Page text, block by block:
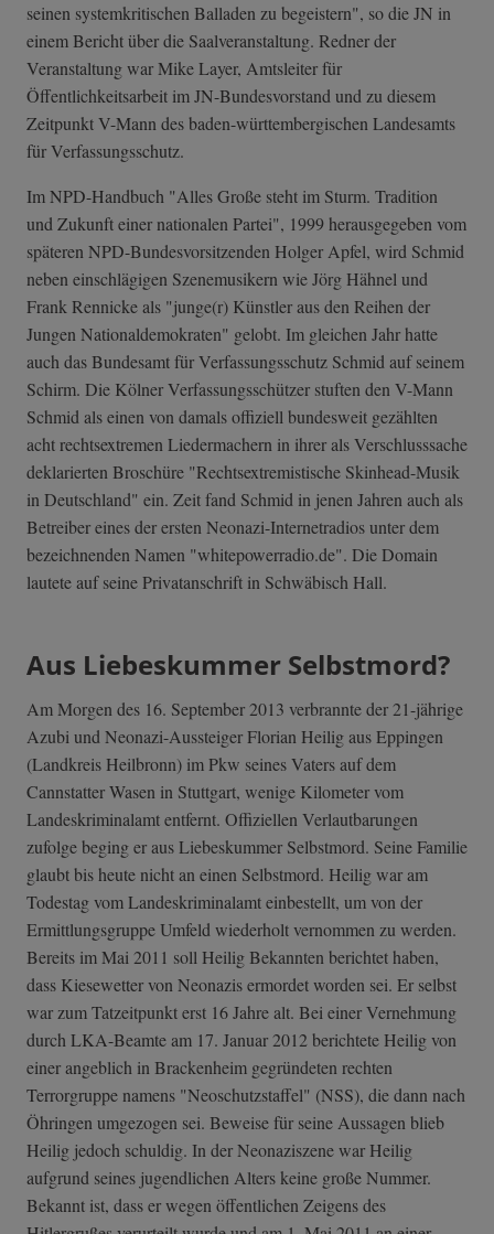
seinen systemkritischen Balladen zu begeistern", so die JN in
einem Bericht über die Saalveranstaltung. Redner der
Veranstaltung war Mike Layer, Amtsleiter für
Öffentlichkeitsarbeit im JN-Bundesvorstand und zu diesem
Zeitpunkt V-Mann des baden-württembergischen Landesamts
für Verfassungsschutz.
Im NPD-Handbuch "Alles Große steht im Sturm. Tradition
und Zukunft einer nationalen Partei", 1999 herausgegeben vom
späteren NPD-Bundesvorsitzenden Holger Apfel, wird Schmid
neben einschlägigen Szenemusikern wie Jörg Hähnel und
Frank Rennicke als "junge(r) Künstler aus den Reihen der
Jungen Nationaldemokraten" gelobt. Im gleichen Jahr hatte
auch das Bundesamt für Verfassungsschutz Schmid auf seinem
Schirm. Die Kölner Verfassungsschützer stuften den V-Mann
Schmid als einen von damals offiziell bundesweit gezählten
acht rechtsextremen Liedermachern in ihrer als Verschlusssache
deklarierten Broschüre "Rechtsextremistische Skinhead-Musik
in Deutschland" ein. Zeit fand Schmid in jenen Jahren auch als
Betreiber eines der ersten Neonazi-Internetradios unter dem
bezeichnenden Namen "whitepowerradio.de". Die Domain
lautete auf seine Privatanschrift in Schwäbisch Hall.
Aus Liebeskummer Selbstmord?
Am Morgen des 16. September 2013 verbrannte der 21-jährige
Azubi und Neonazi-Aussteiger Florian Heilig aus Eppingen
(Landkreis Heilbronn) im Pkw seines Vaters auf dem
Cannstatter Wasen in Stuttgart, wenige Kilometer vom
Landeskriminalamt entfernt. Offiziellen Verlautbarungen
zufolge beging er aus Liebeskummer Selbstmord. Seine Familie
glaubt bis heute nicht an einen Selbstmord. Heilig war am
Todestag vom Landeskriminalamt einbestellt, um von der
Ermittlungsgruppe Umfeld wiederholt vernommen zu werden.
Bereits im Mai 2011 soll Heilig Bekannten berichtet haben,
dass Kiesewetter von Neonazis ermordet worden sei. Er selbst
war zum Tatzeitpunkt erst 16 Jahre alt. Bei einer Vernehmung
durch LKA-Beamte am 17. Januar 2012 berichtete Heilig von
einer angeblich in Brackenheim gegründeten rechten
Terrorgruppe namens "Neoschutzstaffel" (NSS), die dann nach
Öhringen umgezogen sei. Beweise für seine Aussagen blieb
Heilig jedoch schuldig. In der Neonaziszene war Heilig
aufgrund seines jugendlichen Alters keine große Nummer.
Bekannt ist, dass er wegen öffentlichen Zeigens des